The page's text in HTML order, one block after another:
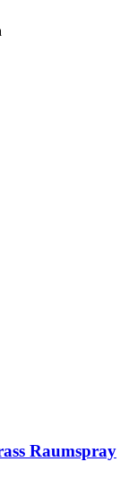
Raumspray